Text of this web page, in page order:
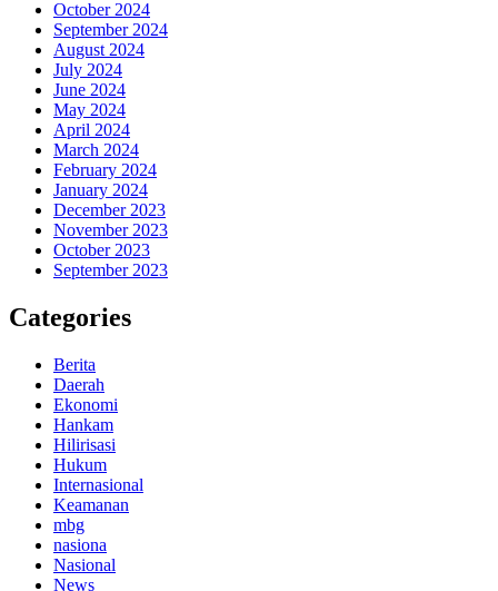
October 2024
September 2024
August 2024
July 2024
June 2024
May 2024
April 2024
March 2024
February 2024
January 2024
December 2023
November 2023
October 2023
September 2023
Categories
Berita
Daerah
Ekonomi
Hankam
Hilirisasi
Hukum
Internasional
Keamanan
mbg
nasiona
Nasional
News